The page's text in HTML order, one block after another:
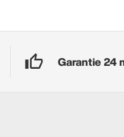
Garantie 24